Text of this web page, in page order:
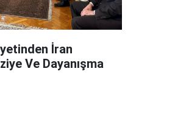
İran
Ve Dayanışma